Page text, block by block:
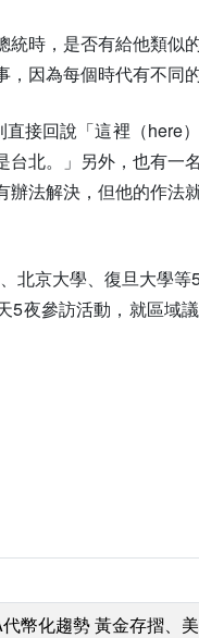
時，是否有給他類似
因為每個時代有不同的
接回說「這裡（here
北。」另外，也有一
法解決，但他的作法
京大學、復旦大學
夜參訪活動，就區域
幣化趨勢 黃金存摺、